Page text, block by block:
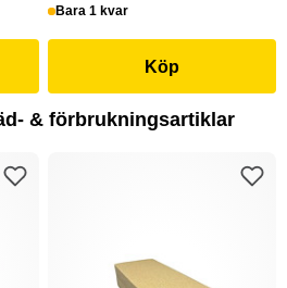
Bara 1 kvar
Köp
& förbrukningsartiklar